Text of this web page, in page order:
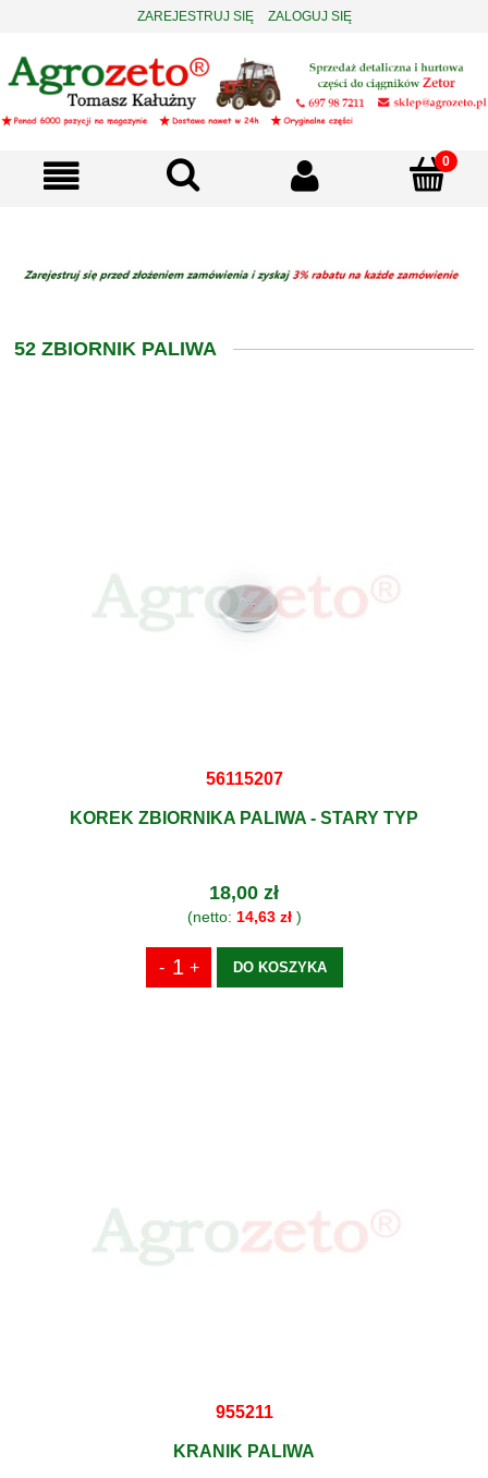
ZAREJESTRUJ SIĘ ZALOGUJ SIĘ
52 ZBIORNIK PALIWA
56115207
KOREK ZBIORNIKA PALIWA - STARY TYP
18,00 zł
(netto: 14,63 zł)
DO KOSZYKA
955211
KRANIK PALIWA